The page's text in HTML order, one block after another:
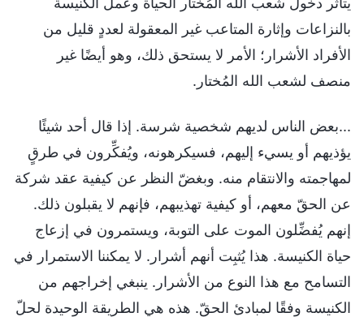
بالنزاعات وإثارة المتاعب غير المعقولة لعددٍ قليل من
الأفراد الأشرار؛ الأمر لا يستحق ذلك، وهو أيضًا غير
منصف لشعب الله المُختار.
...بعض الناس لديهم شخصية شرسة. إذا قال أحد شيئًا
يؤذيهم أو يسيء إليهم، فسيكرهونه، ويُفكِّرون في طرقٍ
لمهاجمته والانتقام منه. وبغضّ النظر عن كيفية عقد شركة
عن الحقّ معهم، أو كيفية تهذيبهم، فإنهم لا يقبلون ذلك.
إنهم يُفضِّلون الموت على التوبة، ويستمرون في إزعاج
حياة الكنيسة. هذا يُثبِت أنهم أشرار. لا يمكننا الاستمرار في
التسامح مع هذا النوع من الأشرار. ينبغي إخراجهم من
الكنيسة وفقًا لمبادئ الحقّ. هذه هي الطريقة الوحيدة لحلّ